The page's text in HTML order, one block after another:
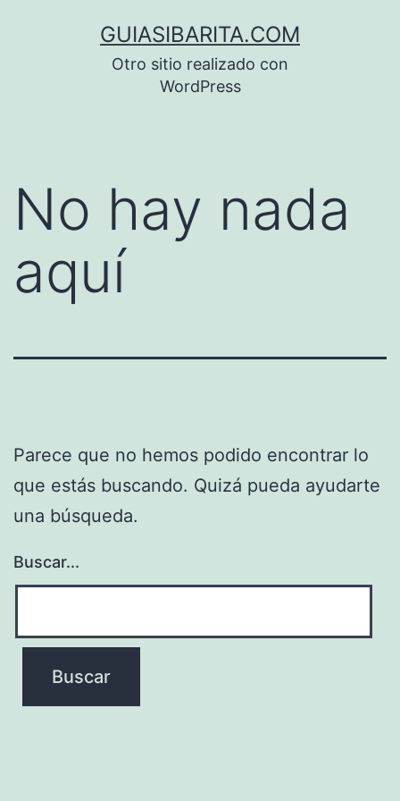
GUIASIBARITA.COM
Otro sitio realizado con
WordPress
No hay nada
aquí
Parece que no hemos podido encontrar lo
que estás buscando. Quizá pueda ayudarte
una búsqueda.
Buscar...